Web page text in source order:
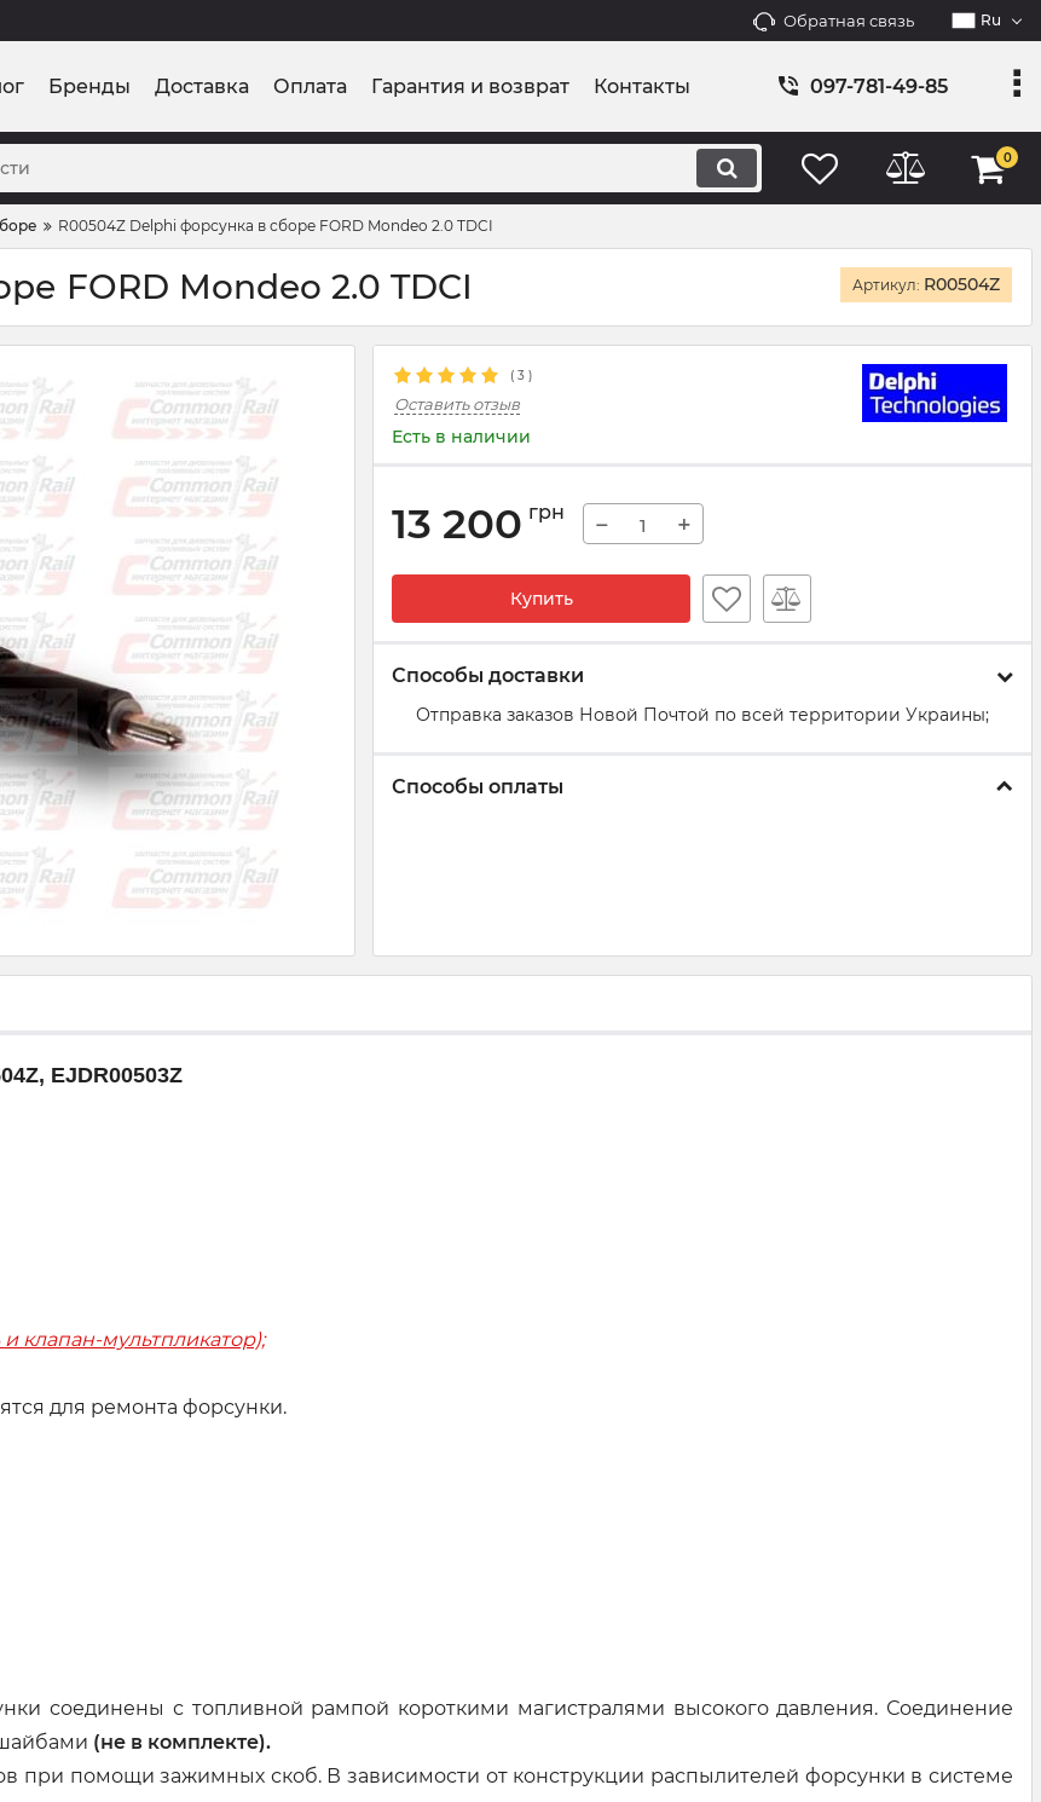
Обратная связь Ru
Бренды Доставка Оплата Гарантия и возврат Контакты 097-781-49-85
0
R00504Z Delphi форсунка в сборе FORD Mondeo 2.0 TDCI
FORD Mondeo 2.0 TDCI Артикул: R00504Z
( 3 )
Оставить отзыв
Есть в наличии
13 200 грн − +
Купить
Способы доставки
Отправка заказов Новой Почтой по всей территории Украины;
Способы оплаты
EJDR00503Z
клапан-мультпликатор);
для ремонта форсунки.
соединены с топливной рампой короткими магистралями высокого давления. Соединение
(не в комплекте).
при помощи зажимных скоб. В зависимости от конструкции распылителей форсунки в системе